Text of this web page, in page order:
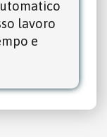
lavoro
e